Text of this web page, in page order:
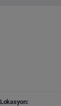
Lokasyon: